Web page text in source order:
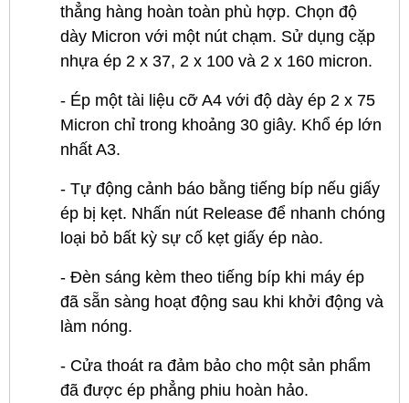
thẳng hàng hoàn toàn phù hợp. Chọn độ
dày Micron với một nút chạm. Sử dụng cặp
nhựa ép 2 x 37, 2 x 100 và 2 x 160 micron.
- Ép một tài liệu cỡ A4 với độ dày ép 2 x 75
Micron chỉ trong khoảng 30 giây. Khổ ép lớn
nhất A3.
- Tự động cảnh báo bằng tiếng bíp nếu giấy
ép bị kẹt. Nhấn nút Release để nhanh chóng
loại bỏ bất kỳ sự cố kẹt giấy ép nào.
- Đèn sáng kèm theo tiếng bíp khi máy ép
đã sẵn sàng hoạt động sau khi khởi động và
làm nóng.
- Cửa thoát ra đảm bảo cho một sản phẩm
đã được ép phẳng phiu hoàn hảo.